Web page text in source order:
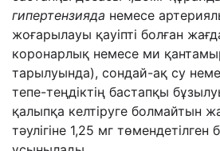
гипертензияда немесе
жоғарылауы қауіпті болған
коронарлық немесе ми
тарылуында), сондай-ақ су
тепе-теңдіктің бастапқы
қалыпқа келтіруге болмайтын
тәулігіне 1,25 мг